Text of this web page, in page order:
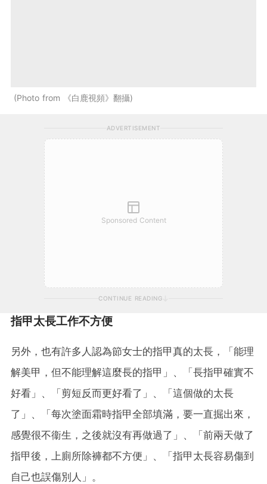
Photo from 《白鹿視頻》翻攝
ADVERTISEMENT
Sponsored Content
CONTINUE READING
指甲太長工作不方便
另外，也有許多人認為節女士的指甲真的太長，「能理
解美甲，但不能理解這麼長的指甲」、「長指甲確實不
好看」、「剪短反而更好看了」、「這個做的太長
了」、「每次塗面霜時指甲全部填滿，要一直掘出來，
感覺很不衞生，之後就沒有再做過了」、「前兩天做了
指甲後，上廁所除褲都不方便」、「指甲太長容易傷到
自己也誤傷別人」。